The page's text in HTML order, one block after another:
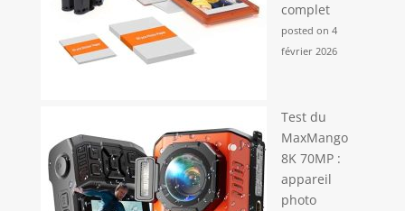
complet
posted on 4
février 2026
Test du
MaxMango
8K 70MP :
appareil
photo